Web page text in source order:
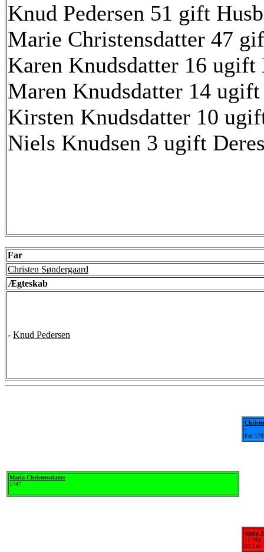
Knud Pedersen 51 gift
Marie Christensdatter 47
Karen Knudsdatter 16 ugift
Maren Knudsdatter 14 ugift
Kirsten Knudsdatter 10
Niels Knudsen 3 ugift
Far
Christen Søndergaard
Ægteskab
- Knud Pedersen
Maria Christensdatter
1747
-
-
Før
Anna
12 Maj
02 Feb